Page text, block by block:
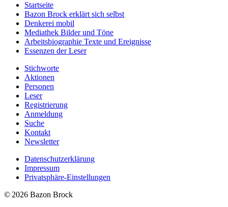
Startseite
Bazon Brock erklärt sich selbst
Denkerei mobil
Mediathek Bilder und Töne
Arbeitsbiographie Texte und Ereignisse
Essenzen der Leser
Stichworte
Aktionen
Personen
Leser
Registrierung
Anmeldung
Suche
Kontakt
Newsletter
Datenschutzerklärung
Impressum
Privatsphäre-Einstellungen
© 2026 Bazon Brock